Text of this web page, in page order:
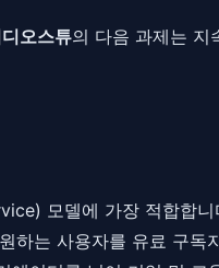
오스튜의 다음 과제는 지
모델에 가장 적합합
하는 사용자를 유료 구